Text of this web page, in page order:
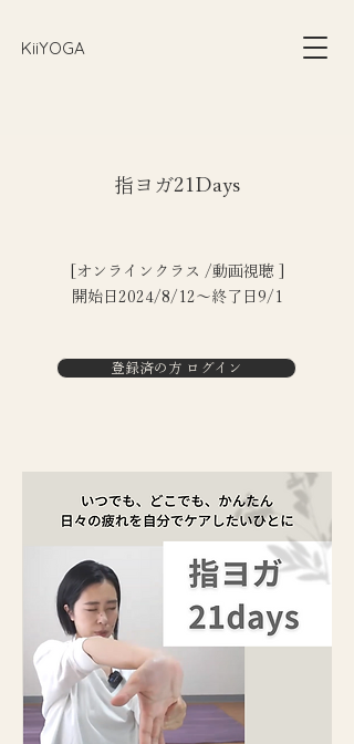
​KiiYOGA
指ヨガ21Days
[オンラインクラス /動画視聴 ]
開始日2024/8/12〜終了日9/1
登録済の方 ログイン